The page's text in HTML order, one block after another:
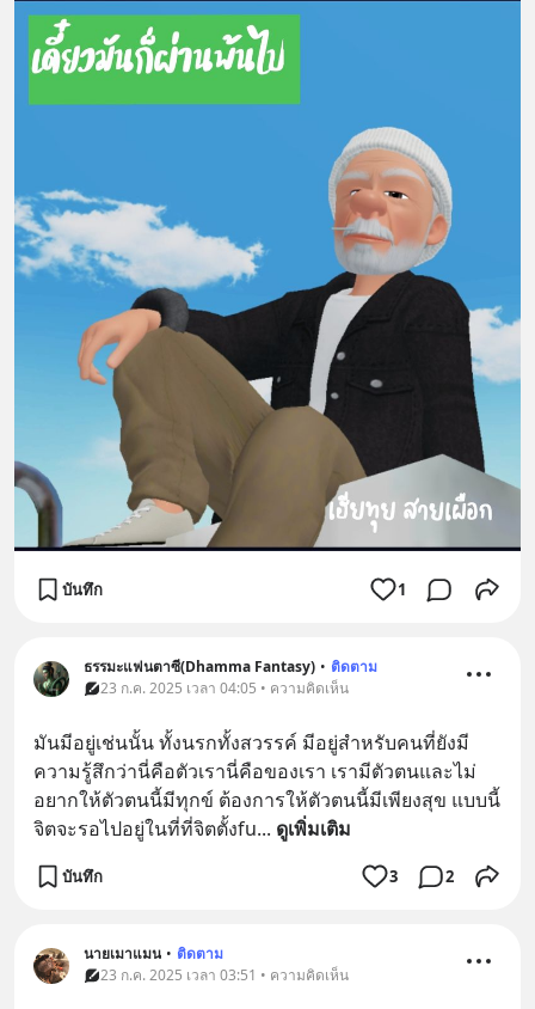
บันทึก 1
ธรรมะแฟนตาซี(Dhamma Fantasy) • ติดตาม
23 ก.ค. 2025 เวลา 04:05 • ความคิดเห็น
มันมีอยู่เช่นนั้น ทั้งนรกทั้งสวรรค์ มีอยู่สำหรับคนที่ยังมี
ความรู้สึกว่านี่คือตัวเรานี่คือของเรา เรามีตัวตนและไม่
อยากให้ตัวตนนี้มีทุกข์ ต้องการให้ตัวตนนี้มีเพียงสุข แบบนี้
จิตจะรอไปอยู่ในที่ที่จิตตั้งfu... ดูเพิ่มเติม
บันทึก 3 2
นายเมาแมน • ติดตาม
23 ก.ค. 2025 เวลา 03:51 • ความคิดเห็น